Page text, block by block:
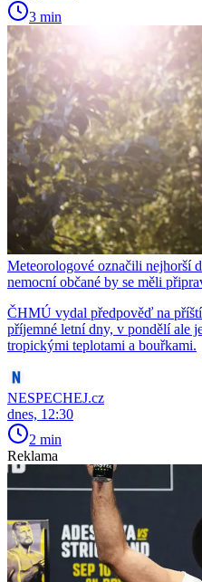
3 min
Meteorologové označili nejhorší
nemocní občané by se měli
ČHMÚ vydal předpověď na
příjemné letní dny, v pondělí ale
tropickými teplotami a bouřkami.
NESPECHEJ.cz
dnes, 12:30
2 min
Reklama